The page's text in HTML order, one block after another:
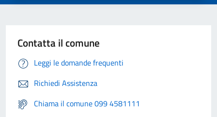
Contatta il comune
Leggi le domande frequenti
Richiedi Assistenza
Chiama il comune 099 4581111